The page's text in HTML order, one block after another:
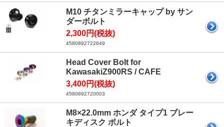
M10 チタンミラーキャップ by サン
ダーボルト
2,300円(税抜)
4580892722649
Head Cover Bolt for
KawasakiZ900RS / CAFE
3,400円(税抜)
4580892720003
M8×22.0mm ホンダ タイプ1 ブレー
キディスク ボルト